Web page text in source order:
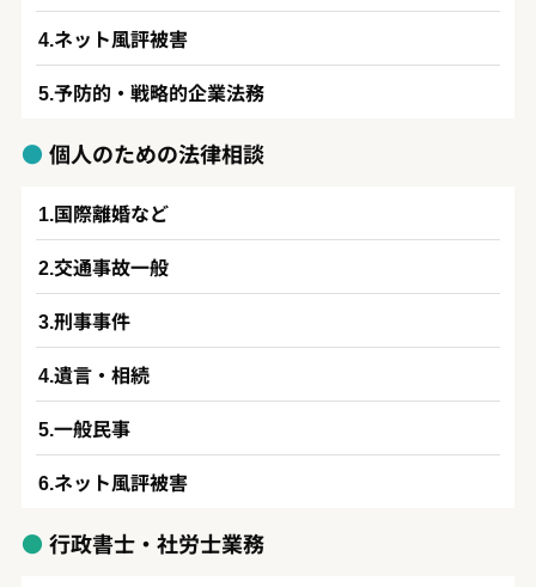
ネット風評被害
予防的・戦略的企業法務
個人のための法律相談
国際離婚など
交通事故一般
刑事事件
遺言・相続
一般民事
ネット風評被害
行政書士・社労士業務